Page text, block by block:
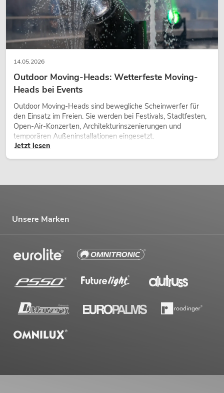
14.05.2026
Outdoor Moving-Heads: Wetterfeste Moving-
Heads bei Events
Outdoor Moving-Heads sind bewegliche Scheinwerfer für
den Einsatz im Freien. Sie werden bei Festivals, Stadtfesten,
Open-Air-Konzerten, Architekturinszenierungen und
temporären Außeninstallationen eingesetzt.
Jetzt lesen
Unsere Marken